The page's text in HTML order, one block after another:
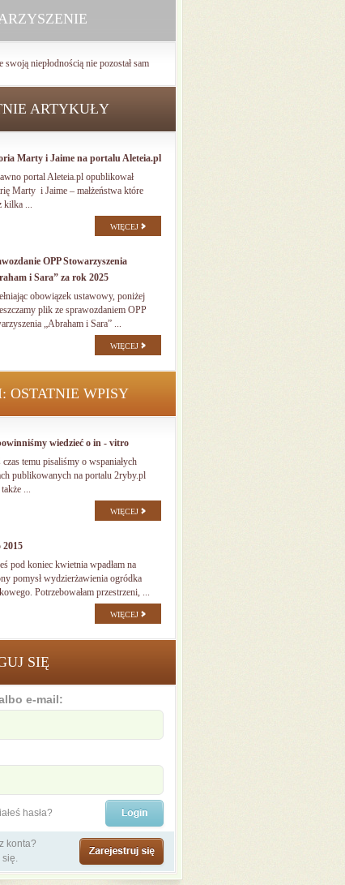
niepłodnością nie pozostał sam
ARTYKUŁY
Marty i Jaime na portalu Aleteia.pl
portal Aleteia.pl opublikował
Marty i Jaime – małżeństwa które
kilka ...
WIĘCEJ
OPP Stowarzyszenia
i Sara” za rok 2025
obowiązek ustawowy, poniżej
plik ze sprawozdaniem OPP
„Abraham i Sara” ...
WIĘCEJ
OSTATNIE WPISY
wiedzieć o in - vitro
czas temu pisaliśmy o wspaniałych
publikowanych na portalu 2ryby.pl
...
WIĘCEJ
2015
pod koniec kwietnia wpadłam na
pomysł wydzierżawienia ogródka
Potrzebowałam przestrzeni, ...
WIĘCEJ
SIĘ
e-mail:
hasła?
konta?
się.